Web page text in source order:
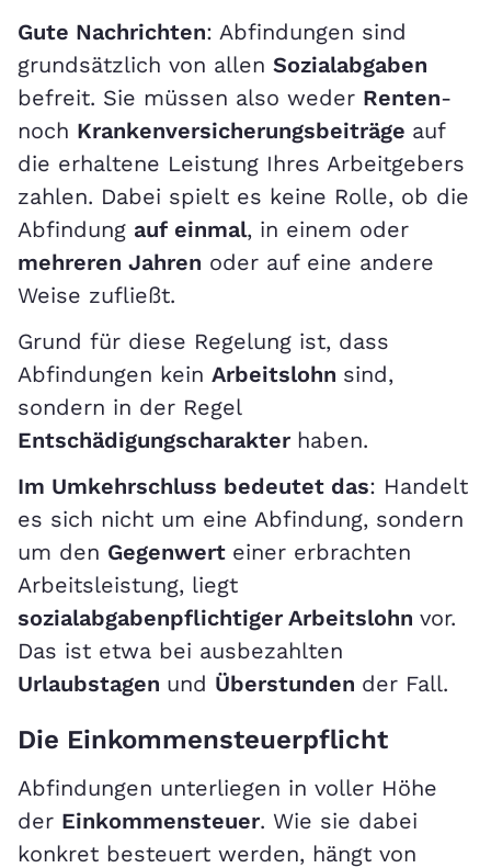
Gute Nachrichten: Abfindungen sind
grundsätzlich von allen Sozialabgaben
befreit. Sie müssen also weder Renten-
noch Krankenversicherungsbeiträge auf
die erhaltene Leistung Ihres Arbeitgebers
zahlen. Dabei spielt es keine Rolle, ob die
Abfindung auf einmal, in einem oder
mehreren Jahren oder auf eine andere
Weise zufließt.
Grund für diese Regelung ist, dass
Abfindungen kein Arbeitslohn sind,
sondern in der Regel
Entschädigungscharakter haben.
Im Umkehrschluss bedeutet das: Handelt
es sich nicht um eine Abfindung, sondern
um den Gegenwert einer erbrachten
Arbeitsleistung, liegt
sozialabgabenpflichtiger Arbeitslohn vor.
Das ist etwa bei ausbezahlten
Urlaubstagen und Überstunden der Fall.
Die Einkommensteuerpflicht
Abfindungen unterliegen in voller Höhe
der Einkommensteuer. Wie sie dabei
konkret besteuert werden, hängt von